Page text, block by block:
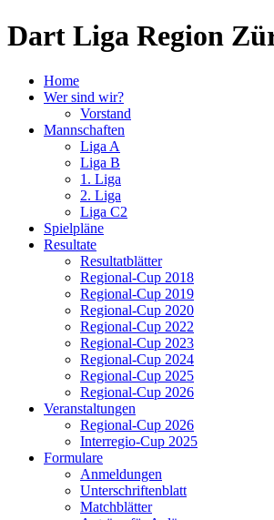
Dart Liga Region
Home
Wer sind wir?
Vorstand
Mannschaften
Liga A
Liga B
1. Liga
2. Liga
Liga C2
Spielpläne
Resultate
Resultatblätter
Regional-Cup 2018
Regional-Cup 2019
Regional-Cup 2020
Regional-Cup 2022
Regional-Cup 2023
Regional-Cup 2024
Regional-Cup 2025
Regional-Cup 2026
Veranstaltungen
Regional-Cup 2026
Interregio-Cup 2025
Formulare
Anmeldungen
Unterschriftenblatt
Matchblätter